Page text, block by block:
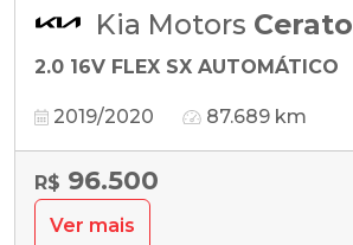
Kia Motors Cerato
2.0 16V FLEX SX AUTOMÁTICO
2019/2020 87.689 km
R$ 96.500
Ver mais